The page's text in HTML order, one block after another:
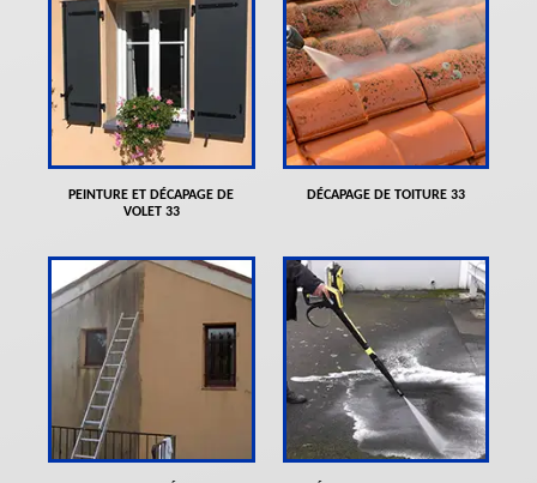
PEINTURE ET DÉCAPAGE DE
VOLET 33
DÉCAPAGE DE TOITURE 33